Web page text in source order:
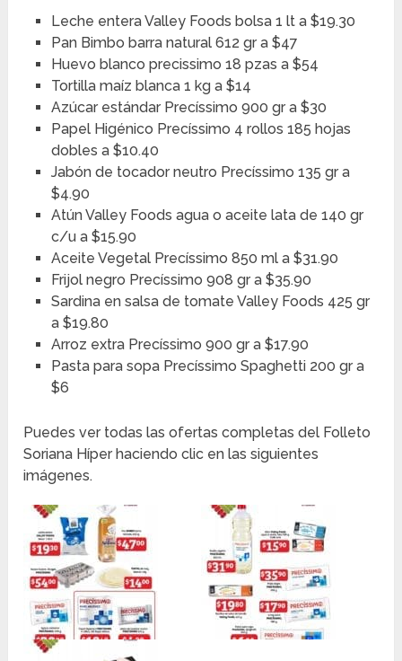
Leche entera Valley Foods bolsa 1 lt a $19.30
Pan Bimbo barra natural 612 gr a $47
Huevo blanco precissimo 18 pzas a $54
Tortilla maíz blanca 1 kg a $14
Azúcar estándar Precíssimo 900 gr a $30
Papel Higénico Precíssimo 4 rollos 185 hojas
dobles a $10.40
Jabón de tocador neutro Precíssimo 135 gr a
$4.90
Atún Valley Foods agua o aceite lata de 140 gr
c/u a $15.90
Aceite Vegetal Precíssimo 850 ml a $31.90
Frijol negro Precíssimo 908 gr a $35.90
Sardina en salsa de tomate Valley Foods 425 gr
a $19.80
Arroz extra Precíssimo 900 gr a $17.90
Pasta para sopa Precíssimo Spaghetti 200 gr a
$6
Puedes ver todas las ofertas completas del Folleto
Soriana Híper haciendo clic en las siguientes
imágenes.